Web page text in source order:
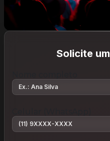
Solicite